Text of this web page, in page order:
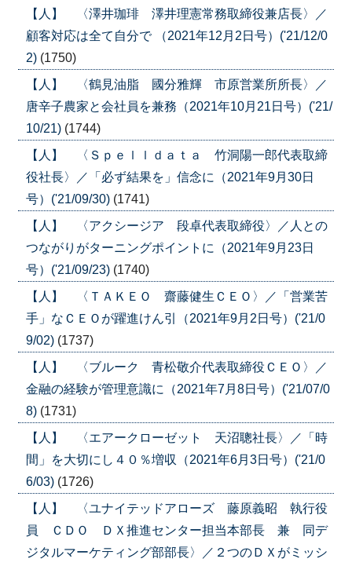
【人】 〈澤井珈琲 澤井理憲常務取締役兼店長〉／
顧客対応は全て自分で （2021年12月2日号）('21/12/0
2) (1750)
【人】 〈鶴見油脂 國分雅輝 市原営業所所長〉／
唐辛子農家と会社員を兼務（2021年10月21日号）('21/
10/21) (1744)
【人】 〈Ｓｐｅｌｌｄａｔａ 竹洞陽一郎代表取締
役社長〉／「必ず結果を」信念に（2021年9月30日
号）('21/09/30) (1741)
【人】 〈アクシージア 段卓代表取締役〉／人との
つながりがターニングポイントに（2021年9月23日
号）('21/09/23) (1740)
【人】 〈ＴＡＫＥＯ 齋藤健生ＣＥＯ〉／「営業苦
手」なＣＥＯが躍進けん引（2021年9月2日号）('21/0
9/02) (1737)
【人】 〈ブルーク 青松敬介代表取締役ＣＥＯ〉／
金融の経験が管理意識に（2021年7月8日号）('21/07/0
8) (1731)
【人】 〈エアークローゼット 天沼聰社長〉／「時
間」を大切にし４０％増収（2021年6月3日号）('21/0
6/03) (1726)
【人】 〈ユナイテッドアローズ 藤原義昭 執行役
員 ＣＤＯ ＤＸ推進センター担当本部長 兼 同デ
ジタルマーケティング部部長〉／２つのＤＸがミッシ